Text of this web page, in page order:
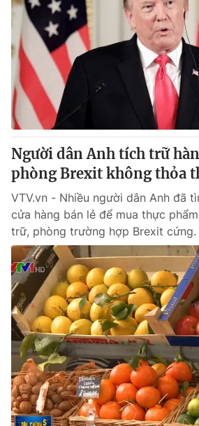
VTV Money VTV
VTV Sức khoẻ Bất
Thị trường 24h Tấm
VTV4 Vươn
VTV9 VTV8
Liên hệ tòa soạn English
THỜI BÁO VTV
Theo dõi báo trên
Cơ quan chủ quản:Đài Truyền hình Việt
Cơ quan báo chí:Thời báo VTV
Người dân Anh tích trữ
phòng Brexit không thỏa
VTV.vn - Nhiều người dân Anh đã
cửa hàng bán lẻ để mua thực
trữ, phòng trường hợp Brexit cứng.